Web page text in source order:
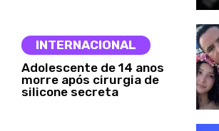
INTERNACIONAL
Adolescente de 14 anos
morre após cirurgia de
silicone secreta